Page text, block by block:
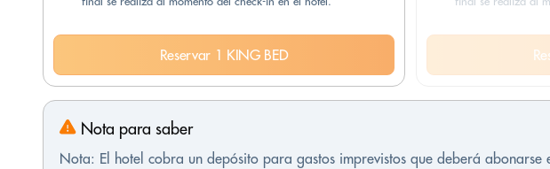
Reservar 1 KING BED
Nota para saber
Nota: El hotel cobra un depósito para gastos imprevistos que deberá